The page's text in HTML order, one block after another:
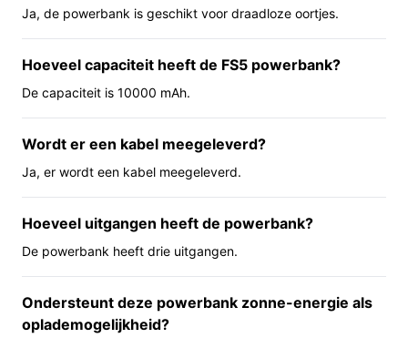
spullen tegelijk aan te sluiten: twee USB-C-poorten en
één USB-A-poort. Omdat er een kabel wordt
meegeleverd kun je direct starten. Er is geen draadloos
beschikbaar.
Belangrijkste voordelen
Dit model biedt voordelen die je direct merkt tijdens
gebruik.
Meerdere apparaten tegelijk opladen: drie
uitgangen helpen bij het voeden van telefoon,
oortjes en andere accessoires tegelijk.
Compacte capaciteit: 10.000 mAh is praktisch voor
dagelijks gebruik of een korte trip, zonder het
Ja, de powerbank is geschikt voor draadloze oortjes.
Hoeveel capaciteit heeft de FS5 powerbank?
De capaciteit is 10000 mAh.
Wordt er een kabel meegeleverd?
Ja, er wordt een kabel meegeleverd.
Hoeveel uitgangen heeft de powerbank?
De powerbank heeft drie uitgangen.
Ondersteunt deze powerbank zonne-energie als
oplademogelijkheid?